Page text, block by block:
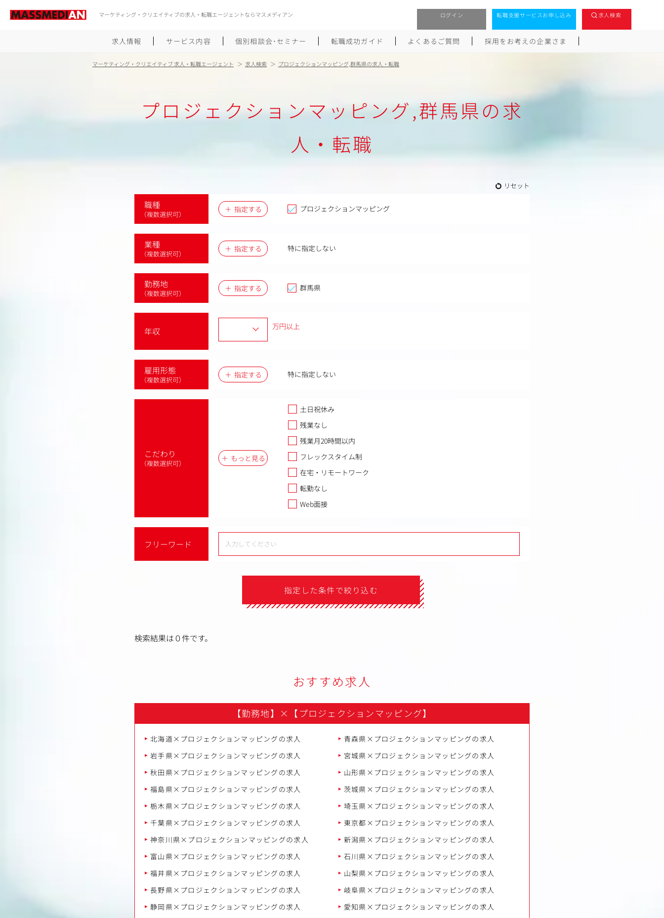
マーケティング・クリエイティブの求人・転職エージェントならマスメディアン ログイン 転職支援サービスお申し込み 求人検索
求人情報 サービス内容 個別相談会･セミナー 転職成功ガイド
履歴書のつくり方
ポートフォリオのつくり方
大手広告会社への転職
しゅふクリ･ママクリ転職
よくあるご質問 採用をお考えの企業さま
マーケティング・クリエイティブ 求人・転職エージェント 求人検索 プロジェクションマッピング,群馬県の求人・転職
プロジェクションマッピング,群馬県の求
人・転職
リセット
職種
（複数選択可）
指定する プロジェクションマッピング
業種
（複数選択可）
指定する 特に指定しない
勤務地
（複数選択可）
指定する 群馬県
年収 万円以上
雇用形態
（複数選択可）
指定する 特に指定しない
こだわり
（複数選択可）
もっと見る
土日祝休み
残業なし
残業月20時間以内
フレックスタイム制
在宅・リモートワーク
転勤なし
Web面接
フリーワード
指定した条件で絞り込む
検索結果は０件です。
おすすめ求人
【勤務地】 × 【プロジェクションマッピング】
北海道×プロジェクションマッピングの求人
青森県×プロジェクションマッピングの求人
岩手県×プロジェクションマッピングの求人
宮城県×プロジェクションマッピングの求人
秋田県×プロジェクションマッピングの求人
山形県×プロジェクションマッピングの求人
福島県×プロジェクションマッピングの求人
茨城県×プロジェクションマッピングの求人
栃木県×プロジェクションマッピングの求人
埼玉県×プロジェクションマッピングの求人
千葉県×プロジェクションマッピングの求人
東京都×プロジェクションマッピングの求人
神奈川県×プロジェクションマッピングの求人
新潟県×プロジェクションマッピングの求人
富山県×プロジェクションマッピングの求人
石川県×プロジェクションマッピングの求人
福井県×プロジェクションマッピングの求人
山梨県×プロジェクションマッピングの求人
長野県×プロジェクションマッピングの求人
岐阜県×プロジェクションマッピングの求人
静岡県×プロジェクションマッピングの求人
愛知県×プロジェクションマッピングの求人